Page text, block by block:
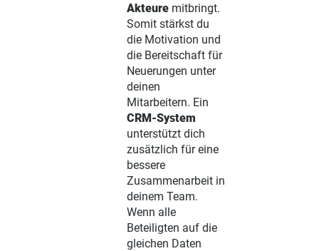
Akteure mitbringt.
Somit stärkst du
die Motivation und
die Bereitschaft für
Neuerungen unter
deinen
Mitarbeitern. Ein
CRM-System
unterstützt dich
zusätzlich für eine
bessere
Zusammenarbeit in
deinem Team.
Wenn alle
Beteiligten auf die
gleichen Daten